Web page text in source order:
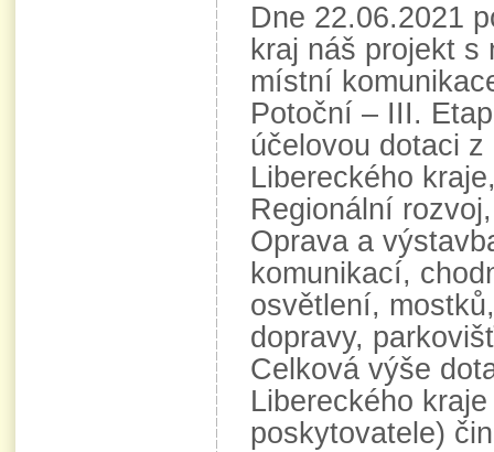
Dne 22.06.2021
kraj náš projekt s
místní
Potoční – III.
účelovou dotaci
Libereckého
Regionální
Oprava a
komunikací,
osvětlení,
dopravy,
Celková výše
Libereckého
poskytovatele)